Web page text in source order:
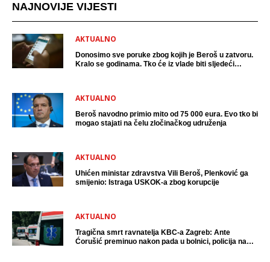
NAJNOVIJE VIJESTI
AKTUALNO
Donosimo sve poruke zbog kojih je Beroš u zatvoru.
Kralo se godinama. Tko će iz vlade biti sljedeći
AKTUALNO
Beroš navodno primio mito od 75 000 eura. Evo tko bi
mogao stajati na čelu zločinačkog udruženja
AKTUALNO
Uhićen ministar zdravstva Vili Beroš, Plenković ga
smijenio: Istraga USKOK-a zbog korupcije
AKTUALNO
Tragična smrt ravnatelja KBC-a Zagreb: Ante
Ćorušić preminuo nakon pada u bolnici, policija na